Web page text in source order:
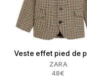
Veste effet pied de
ZARA
48€